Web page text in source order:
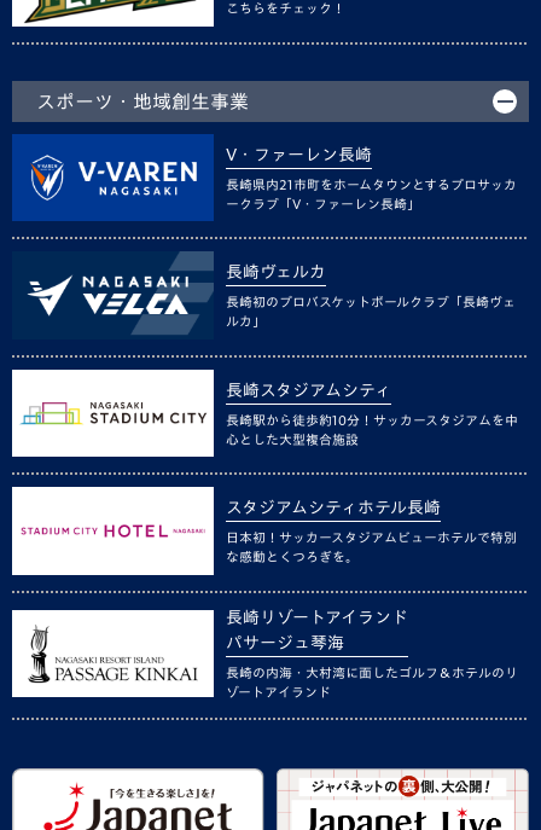
こちらをチェック！
スポーツ・地域創生事業
V・ファーレン長崎
長崎県内21市町をホームタウンとするプロサッカ
ークラブ「V・ファーレン長崎」
長崎ヴェルカ
長崎初のプロバスケットボールクラブ「長崎ヴェ
ルカ」
長崎スタジアムシティ
長崎駅から徒歩約10分！サッカースタジアムを中
心とした大型複合施設
スタジアムシティホテル長崎
日本初！サッカースタジアムビューホテルで特別
な感動とくつろぎを。
長崎リゾートアイランド
パサージュ琴海
長崎の内海・大村湾に面したゴルフ＆ホテルのリ
ゾートアイランド